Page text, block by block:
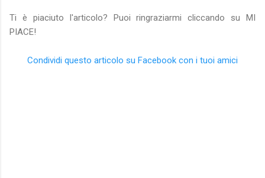
Ti è piaciuto l'articolo? Puoi ringraziarmi cliccando su MI
PIACE!
Condividi questo articolo su Facebook con i tuoi amici